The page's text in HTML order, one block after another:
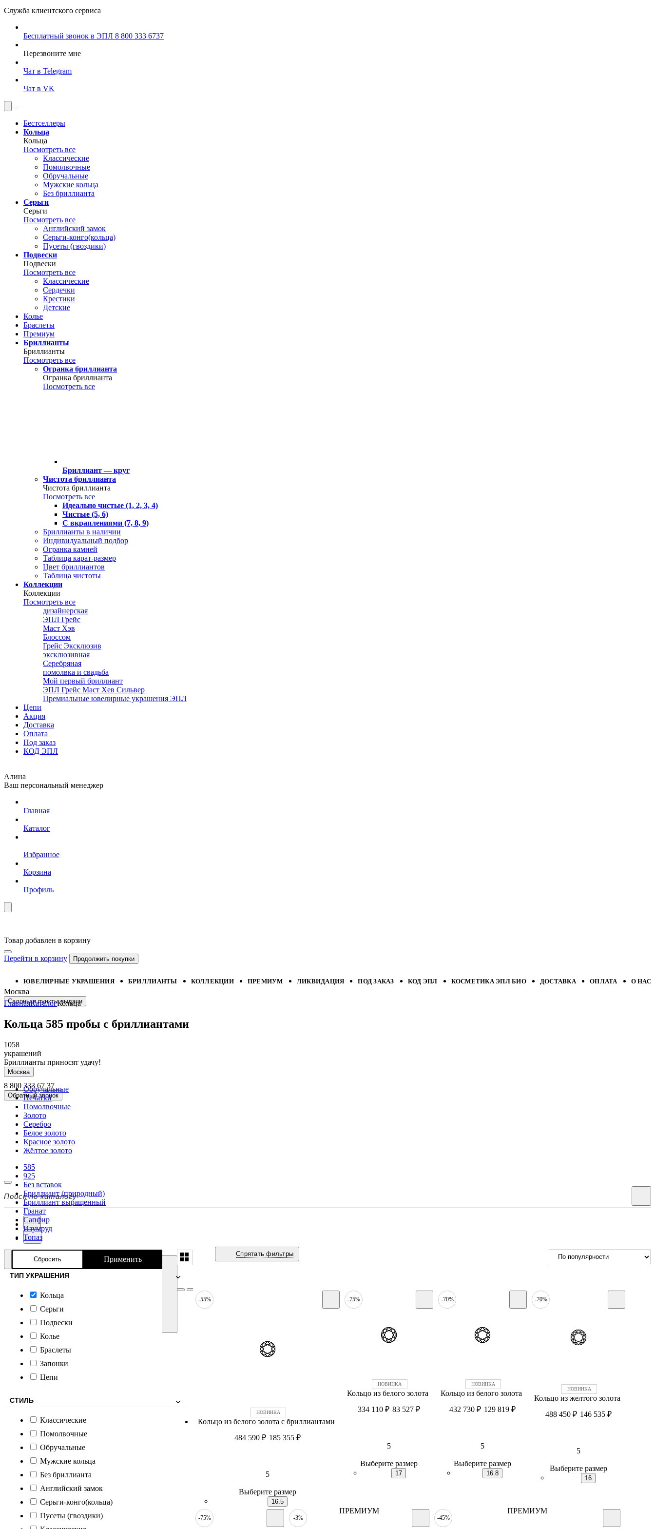
Служба клиентского сервиса
Бесплатный звонок в ЭПЛ 8 800 333 6737
Перезвоните мне
Чат в Telegram
Чат в VK
Бестселлеры
Кольца
Кольца
Посмотреть все
Классические
Помолвочные
Обручальные
Мужские кольца
Без бриллианта
Серьги
Серьги
Посмотреть все
Английский замок
Серьги-конго(кольца)
Пусеты (гвоздики)
Подвески
Подвески
Посмотреть все
Классические
Сердечки
Крестики
Детские
Колье
Браслеты
Премиум
Бриллианты
Бриллианты
Посмотреть все
Огранка бриллианта
Огранка бриллианта
Посмотреть все
Бриллиант — круг
Чистота бриллианта
Чистота бриллианта
Посмотреть все
Идеально чистые (1, 2, 3, 4)
Чистые (5, 6)
С вкраплениями (7, 8, 9)
Бриллианты в наличии
Индивидуальный подбор
Огранка камней
Таблица карат-размер
Цвет бриллиантов
Таблица чистоты
Коллекции
Коллекции
Посмотреть все
дизайнерская
ЭПЛ Грейс
Маст Хэв
Блоссом
Грейс Эксклюзив
эксклюзивная
Серебряная
помолвка и свадьба
Мой первый бриллиант
ЭПЛ Грейс Маст Хев Сильвер
Премиальные ювелирные украшения ЭПЛ
Цепи
Акция
Доставка
Оплата
Под заказ
КОД ЭПЛ
Алина
Ваш персональный менеджер
Главная
Каталог
Избранное
Корзина
Профиль
Москва
Салоны и пункты выдачи
8 800 333 67 37
Обратный звонок
Товар добавлен в корзину
Перейти в корзину Продолжить покупки
ЮВЕЛИРНЫЕ УКРАШЕНИЯ БРИЛЛИАНТЫ КОЛЛЕКЦИИ ПРЕМИУМ ЛИКВИДАЦИЯ ПОД ЗАКАЗ КОД ЭПЛ КОСМЕТИКА ЭПЛ БИО ДОСТАВКА ОПЛАТА О НАС
ГлавнаяКаталогКольца
Кольца 585 пробы с бриллиантами
1058
украшений
Бриллианты приносят удачу!
Москва
Обручальные
Печатки
Помолвочные
Золото
Серебро
Белое золото
Красное золото
Жёлтое золото
585
925
Без вставок
Бриллиант (природный)
Бриллиант выращенный
Гранат
Сапфир
Изумруд
Топаз
Сбросить Применить
ТИП УКРАШЕНИЯ
Кольца
Серьги
Подвески
Колье
Браслеты
Запонки
Цепи
СТИЛЬ
Классические
Помолвочные
Обручальные
Мужские кольца
Без бриллианта
Английский замок
Серьги-конго(кольца)
Пусеты (гвоздики)
Спрятать фильтры
-55%
Кольцо из белого золота c бриллиантами
484 590 ₽ 185 355 ₽
5
Выберите размер
16.5
-75%
Кольцо из белого золота
334 110 ₽ 83 527 ₽
5
Выберите размер
17
-70%
Кольцо из белого золота
432 730 ₽ 129 819 ₽
5
Выберите размер
16.8
-70%
Кольцо из желтого золота
488 450 ₽ 146 535 ₽
5
Выберите размер
16
-75% -3%
ПРЕМИУМ
-45%
ПРЕМИУМ